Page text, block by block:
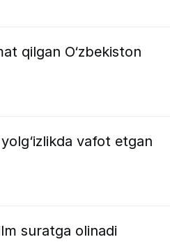
qilgan O‘zbekiston
vafot etgan
suratga olinadi